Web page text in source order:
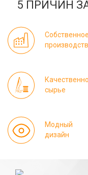
5 ПРИЧИН
Собственное
сырье
Модный
дизайн